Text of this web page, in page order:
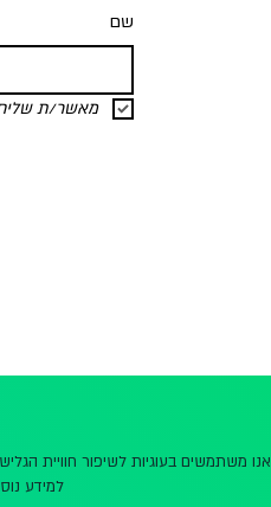
שם
מאשר/ת
אנו משתמשים בעוגיות לשיפור חוויית
למידע